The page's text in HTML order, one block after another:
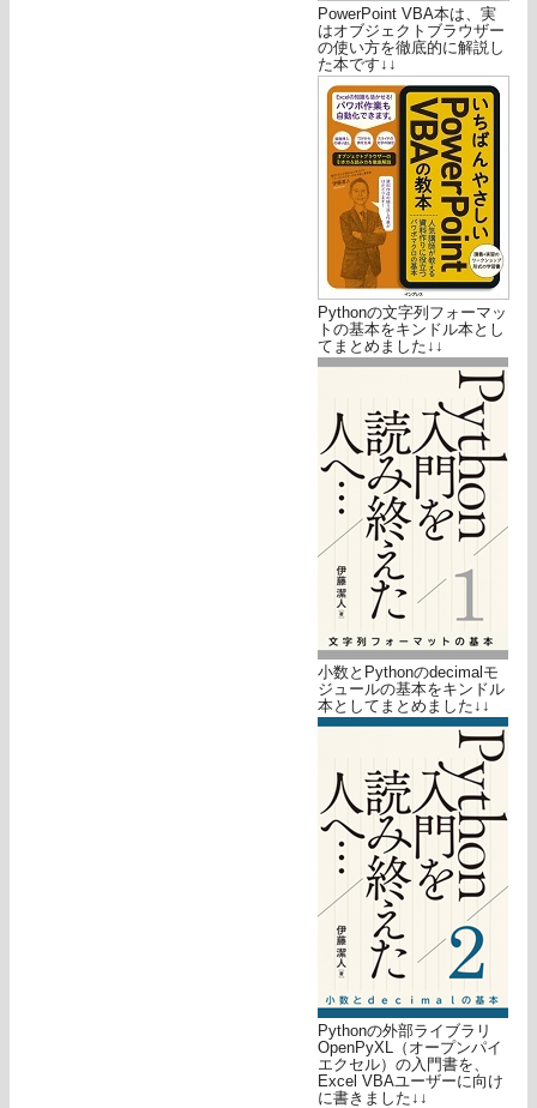
PowerPoint VBA本は、実
はオブジェクトブラウザー
の使い方を徹底的に解説し
た本です↓↓
Pythonの文字列フォーマッ
トの基本をキンドル本とし
てまとめました↓↓
小数とPythonのdecimalモ
ジュールの基本をキンドル
本としてまとめました↓↓
Pythonの外部ライブラリ
OpenPyXL（オープンパイ
エクセル）の入門書を、
Excel VBAユーザーに向け
に書きました↓↓